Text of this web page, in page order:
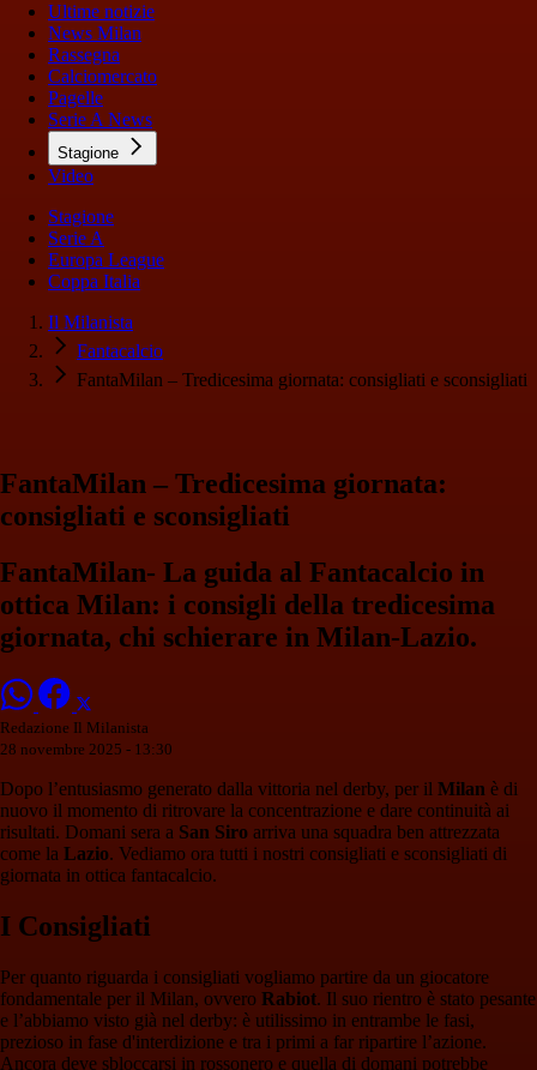
Ultime notizie
News Milan
Rassegna
Calciomercato
Pagelle
Serie A News
Stagione
Video
Stagione
Serie A
Europa League
Coppa Italia
Il Milanista
Fantacalcio
FantaMilan – Tredicesima giornata: consigliati e sconsigliati
FantaMilan – Tredicesima giornata:
consigliati e sconsigliati
FantaMilan- La guida al Fantacalcio in
ottica Milan: i consigli della tredicesima
giornata, chi schierare in Milan-Lazio.
Redazione Il Milanista
28 novembre 2025 - 13:30
Dopo l’entusiasmo generato dalla vittoria nel derby, per il Milan è di
nuovo il momento di ritrovare la concentrazione e dare continuità ai
risultati. Domani sera a San Siro arriva una squadra ben attrezzata
come la Lazio. Vediamo ora tutti i nostri consigliati e sconsigliati di
giornata in ottica fantacalcio.
I Consigliati
Per quanto riguarda i consigliati vogliamo partire da un giocatore
fondamentale per il Milan, ovvero Rabiot. Il suo rientro è stato pesante
e l’abbiamo visto già nel derby: è utilissimo in entrambe le fasi,
prezioso in fase d'interdizione e tra i primi a far ripartire l’azione.
Ancora deve sbloccarsi in rossonero e quella di domani potrebbe